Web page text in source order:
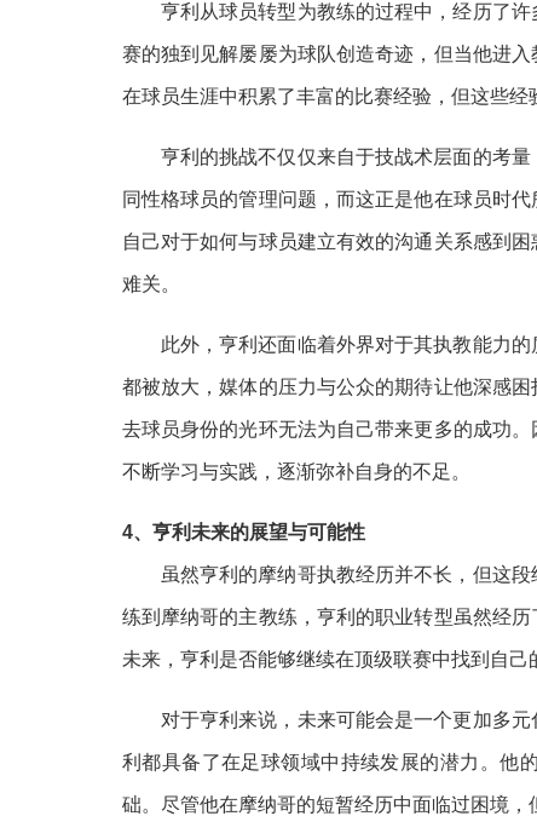
亨利从球员转型为教练的过程中，经历了
赛的独到见解屡屡为球队创造奇迹，但当他进
在球员生涯中积累了丰富的比赛经验，但这些经
亨利的挑战不仅仅来自于技战术层面的考
同性格球员的管理问题，而这正是他在球员时
自己对于如何与球员建立有效的沟通关系感到
难关。
此外，亨利还面临着外界对于其执教能力
都被放大，媒体的压力与公众的期待让他深感
去球员身份的光环无法为自己带来更多的成功
不断学习与实践，逐渐弥补自身的不足。
4、亨利未来的展望与可能性
虽然亨利的摩纳哥执教经历并不长，但这
练到摩纳哥的主教练，亨利的职业转型虽然经
未来，亨利是否能够继续在顶级联赛中找到自己
对于亨利来说，未来可能会是一个更加多
利都具备了在足球领域中持续发展的潜力。他
础。尽管他在摩纳哥的短暂经历中面临过困境，